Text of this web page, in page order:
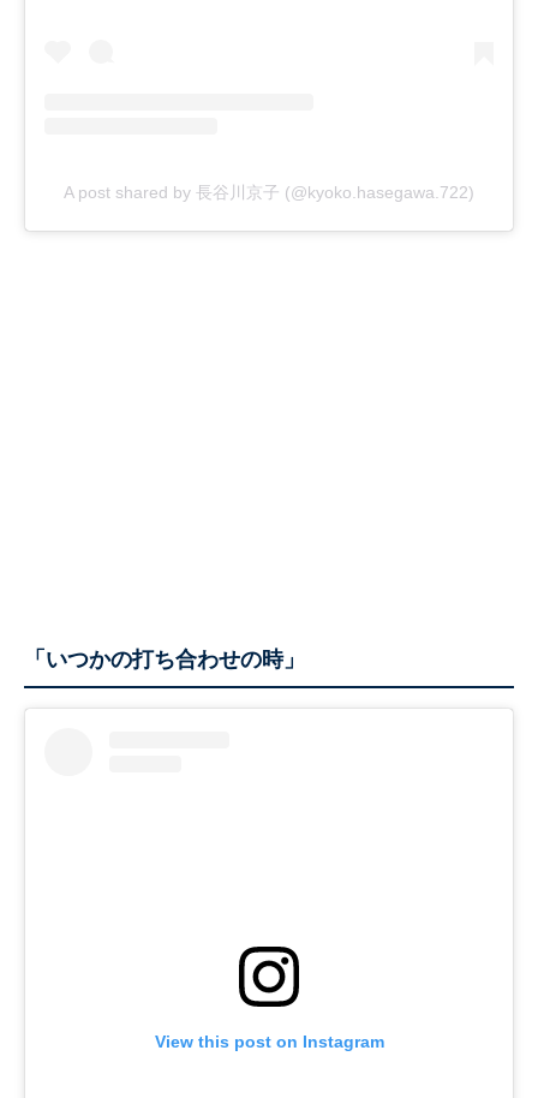
A post shared by 長谷川京子 (@kyoko.hasegawa.722)
「いつかの打ち合わせの時」
View this post on Instagram